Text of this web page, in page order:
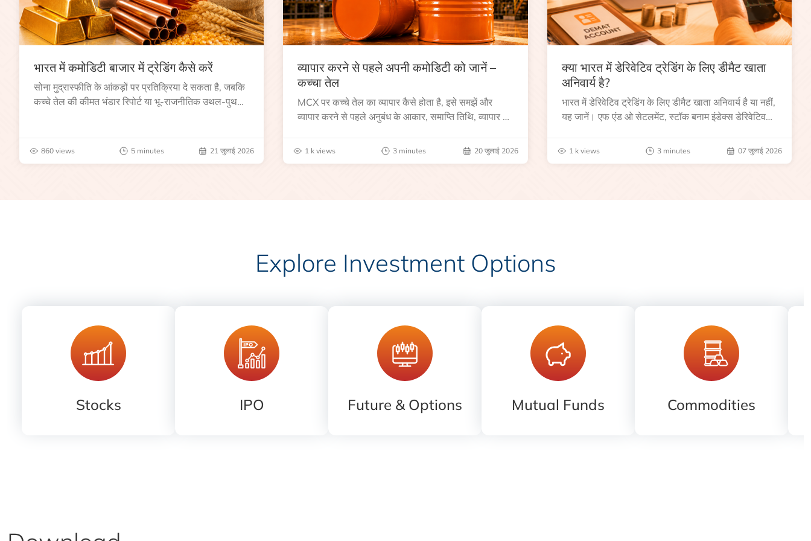
भारत में कमोडिटी बाजार में ट्रेडिंग कैसे करें
सोना मुद्रास्फीति के आंकड़ों पर प्रतिक्रिया दे सकता है, जबकि
कच्चे तेल की कीमत भंडार रिपोर्ट या भू-राजनीतिक उथल-पुथल
860 views 5 minutes 21 जुलाई 2026
व्यापार करने से पहले अपनी कमोडिटी को जानें –
कच्चा तेल
MCX पर कच्चे तेल का व्यापार कैसे होता है, इसे समझें और
व्यापार करने से पहले अनुबंध के आकार, समाप्ति तिथि, व्यापार के
जानें।1 k views 3 minutes 20 जुलाई 2026
क्या भारत में डेरिवेटिव ट्रेडिंग के लिए डीमैट खाता
अनिवार्य है?
भारत में डेरिवेटिव ट्रेडिंग के लिए डीमैट खाता अनिवार्य है या नहीं,
यह जानें। एफ एंड ओ सेटलमेंट, स्टॉक बनाम इंडेक्स डेरिवेटिव
1 k views 3 minutes 07 जुलाई 2026
Explore Investment Options
Stocks IPO Future & Options Mutual Funds Commodities